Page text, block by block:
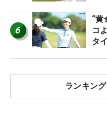
6
“黄
コ
タ
ランキン